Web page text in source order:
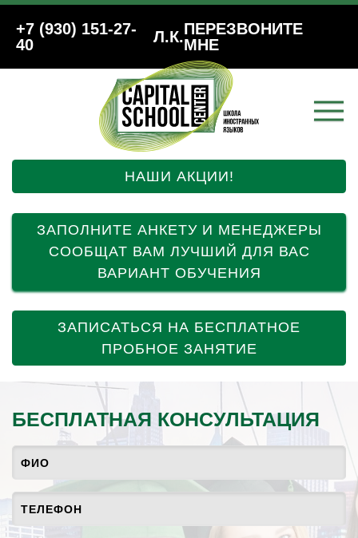
+7 (930) 151-27-
40
Л.К.ПЕРЕЗВОНИТЕ
МНЕ
НАШИ АКЦИИ!
ЗАПОЛНИТЕ АНКЕТУ И МЕНЕДЖЕРЫ
СООБЩАТ ВАМ ЛУЧШИЙ ДЛЯ ВАС
ВАРИАНТ ОБУЧЕНИЯ
ЗАПИСАТЬСЯ НА БЕСПЛАТНОЕ
ПРОБНОЕ ЗАНЯТИЕ
БЕСПЛАТНАЯ КОНСУЛЬТАЦИЯ